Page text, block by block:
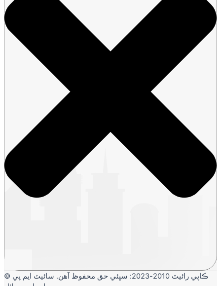
© ڪاپي رائيٽ 2010-2023: سڀئي حق محفوظ آهن. سائيٽ ايم پي